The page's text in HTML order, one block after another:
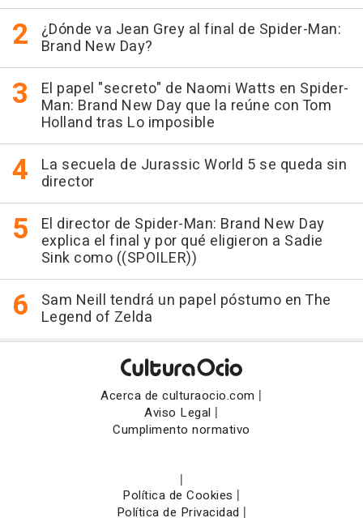
¿Dónde va Jean Grey al final de Spider-Man:
Brand New Day?
El papel "secreto" de Naomi Watts en Spider-
Man: Brand New Day que la reúne con Tom
Holland tras Lo imposible
La secuela de Jurassic World 5 se queda sin
director
El director de Spider-Man: Brand New Day
explica el final y por qué eligieron a Sadie
Sink como ((SPOILER))
Sam Neill tendrá un papel póstumo en The
Legend of Zelda
Acerca de culturaocio.com |
Aviso Legal |
Cumplimento normativo
|
Política de Cookies |
Política de Privacidad |